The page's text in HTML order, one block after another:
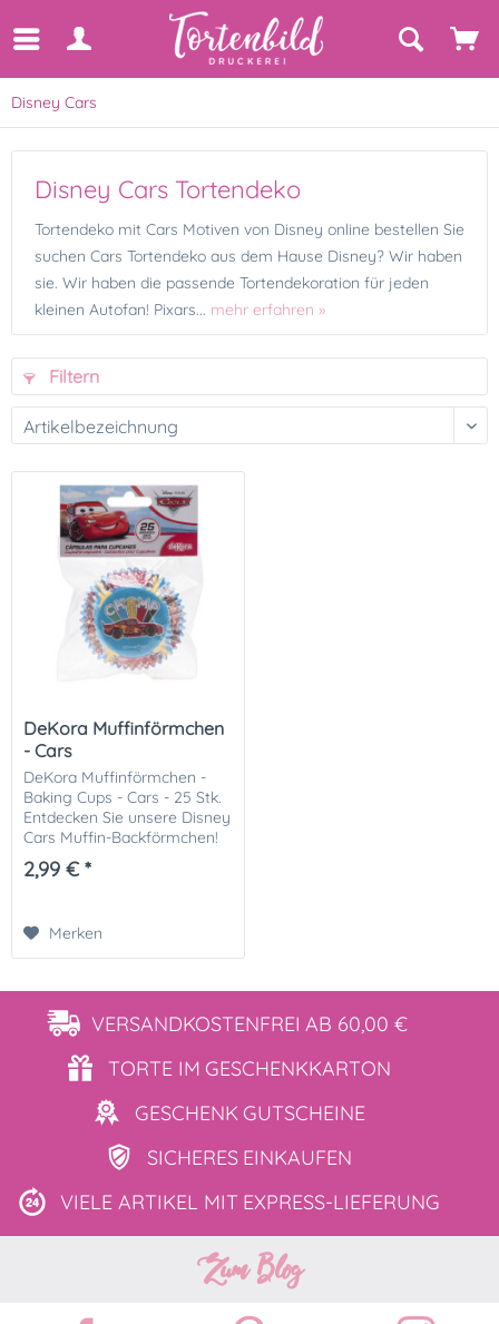
Disney Cars
Disney Cars Tortendeko
Tortendeko mit Cars Motiven von Disney online bestellen Sie
suchen Cars Tortendeko aus dem Hause Disney? Wir haben
sie. Wir haben die passende Tortendekoration für jeden
kleinen Autofan! Pixars... mehr erfahren »
Filtern
DeKora Muffinförmchen
- Cars
DeKora Muffinförmchen -
Baking Cups - Cars - 25 Stk.
Entdecken Sie unsere Disney
Cars Muffin-Backförmchen!
Perfekt für kleine Rennfahrer
und Fans von Lightning
2,99 € *
Merken
VERSANDKOSTENFREI AB 60,00 €
TORTE IM GESCHENKKARTON
GESCHENK GUTSCHEINE
SICHERES EINKAUFEN
VIELE ARTIKEL MIT EXPRESS-LIEFERUNG
Zum Blog